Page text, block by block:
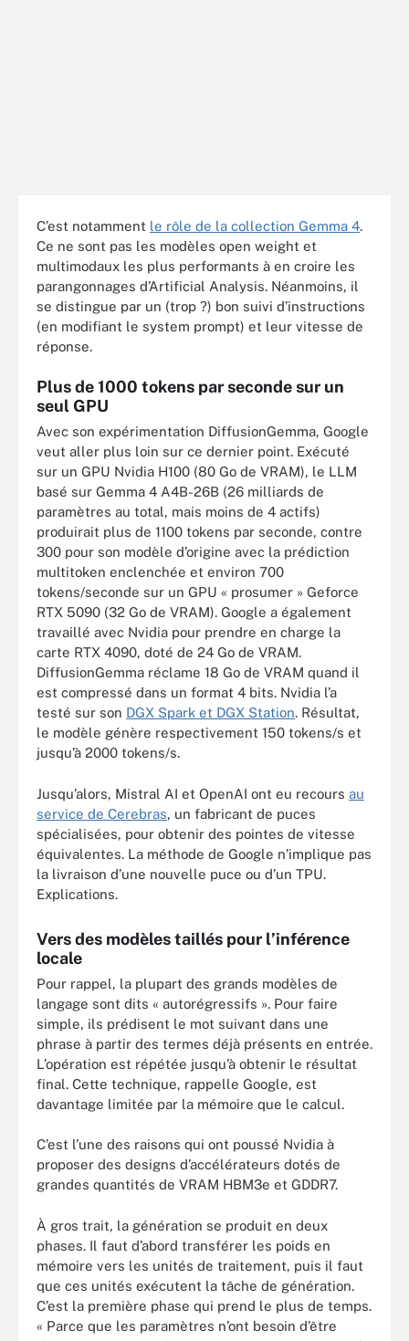
C’est notamment le rôle de la collection Gemma 4.
Ce ne sont pas les modèles open weight et
multimodaux les plus performants à en croire les
parangonnages d’Artificial Analysis. Néanmoins, il
se distingue par un (trop ?) bon suivi d’instructions
(en modifiant le system prompt) et leur vitesse de
réponse.
Plus de 1000 tokens par seconde sur un
seul GPU
Avec son expérimentation DiffusionGemma, Google
veut aller plus loin sur ce dernier point. Exécuté
sur un GPU Nvidia H100 (80 Go de VRAM), le LLM
basé sur Gemma 4 A4B-26B (26 milliards de
paramètres au total, mais moins de 4 actifs)
produirait plus de 1100 tokens par seconde, contre
300 pour son modèle d’origine avec la prédiction
multitoken enclenchée et environ 700
tokens/seconde sur un GPU « prosumer » Geforce
RTX 5090 (32 Go de VRAM). Google a également
travaillé avec Nvidia pour prendre en charge la
carte RTX 4090, doté de 24 Go de VRAM.
DiffusionGemma réclame 18 Go de VRAM quand il
est compressé dans un format 4 bits. Nvidia l’a
testé sur son DGX Spark et DGX Station. Résultat,
le modèle génère respectivement 150 tokens/s et
jusqu’à 2000 tokens/s.
Jusqu’alors, Mistral AI et OpenAI ont eu recours au
service de Cerebras, un fabricant de puces
spécialisées, pour obtenir des pointes de vitesse
équivalentes. La méthode de Google n’implique pas
la livraison d’une nouvelle puce ou d’un TPU.
Explications.
Vers des modèles taillés pour l’inférence
locale
Pour rappel, la plupart des grands modèles de
langage sont dits « autorégressifs ». Pour faire
simple, ils prédisent le mot suivant dans une
phrase à partir des termes déjà présents en entrée.
L’opération est répétée jusqu’à obtenir le résultat
final. Cette technique, rappelle Google, est
davantage limitée par la mémoire que le calcul.
C’est l’une des raisons qui ont poussé Nvidia à
proposer des designs d’accélérateurs dotés de
grandes quantités de VRAM HBM3e et GDDR7.
À gros trait, la génération se produit en deux
phases. Il faut d’abord transférer les poids en
mémoire vers les unités de traitement, puis il faut
que ces unités exécutent la tâche de génération.
C’est la première phase qui prend le plus de temps.
« Parce que les paramètres n’ont besoin d’être